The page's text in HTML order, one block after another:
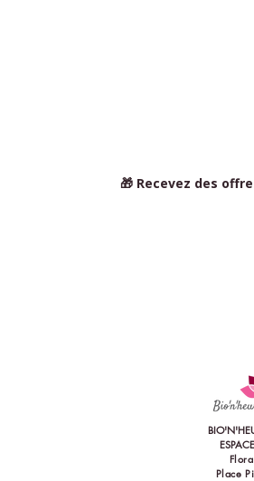
🎁 Recevez des
Place